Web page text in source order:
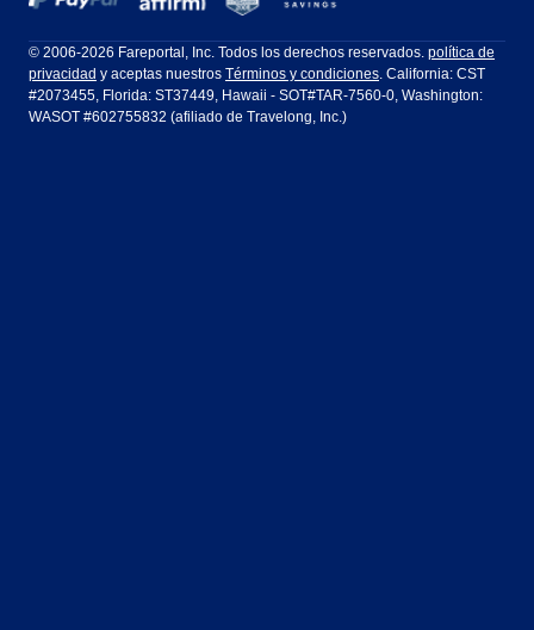
LATAM Airlines Lufthansa
Air Europa Turkish Airlines
Ft Lauderdale Honolulu
Houston Las Vegas
Miami
Dublín Frankfurt
Guadalajara Lima
© 2006-2026 Fareportal, Inc. Todos los derechos reservados. política de
privacidad y aceptas nuestros Términos y condiciones. California: CST
#2073455, Florida: ST37449, Hawaii - SOT#TAR-7560-0, Washington:
WASOT #602755832 (afiliado de Travelong, Inc.)